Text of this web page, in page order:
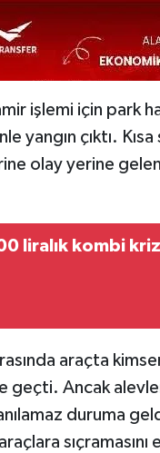
işlemi için park
yangın çıktı.
olay yerine
liralık kombi
araçta
geçti. Ancak
duruma
sıçramasını